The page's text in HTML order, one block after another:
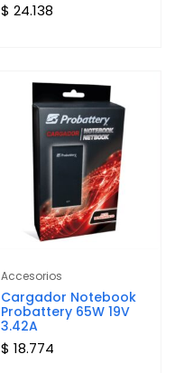
$ 24.138
Accesorios
Cargador Notebook
Probattery 65W 19V
3.42A
$ 18.774